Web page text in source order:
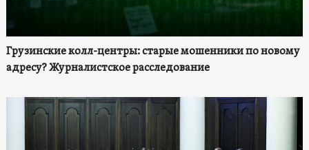
Грузинские колл-центры: старые мошенники по новому
адресу? Журналистское расследование